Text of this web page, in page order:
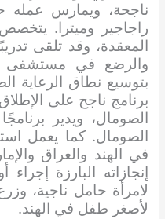
ناجحة، ويمارس عمله
راجاجير وميترا.
المعقدة، وقد تلقى
والرضع في مستشفى
بتوسيع نطاق الرعاية
برنامج ناجح على
الصومال، ويدير
الصومال. كما يعمل
في الهند والعراق
لامرأة حامل ناجية،
لأصغر طفل في الهند.